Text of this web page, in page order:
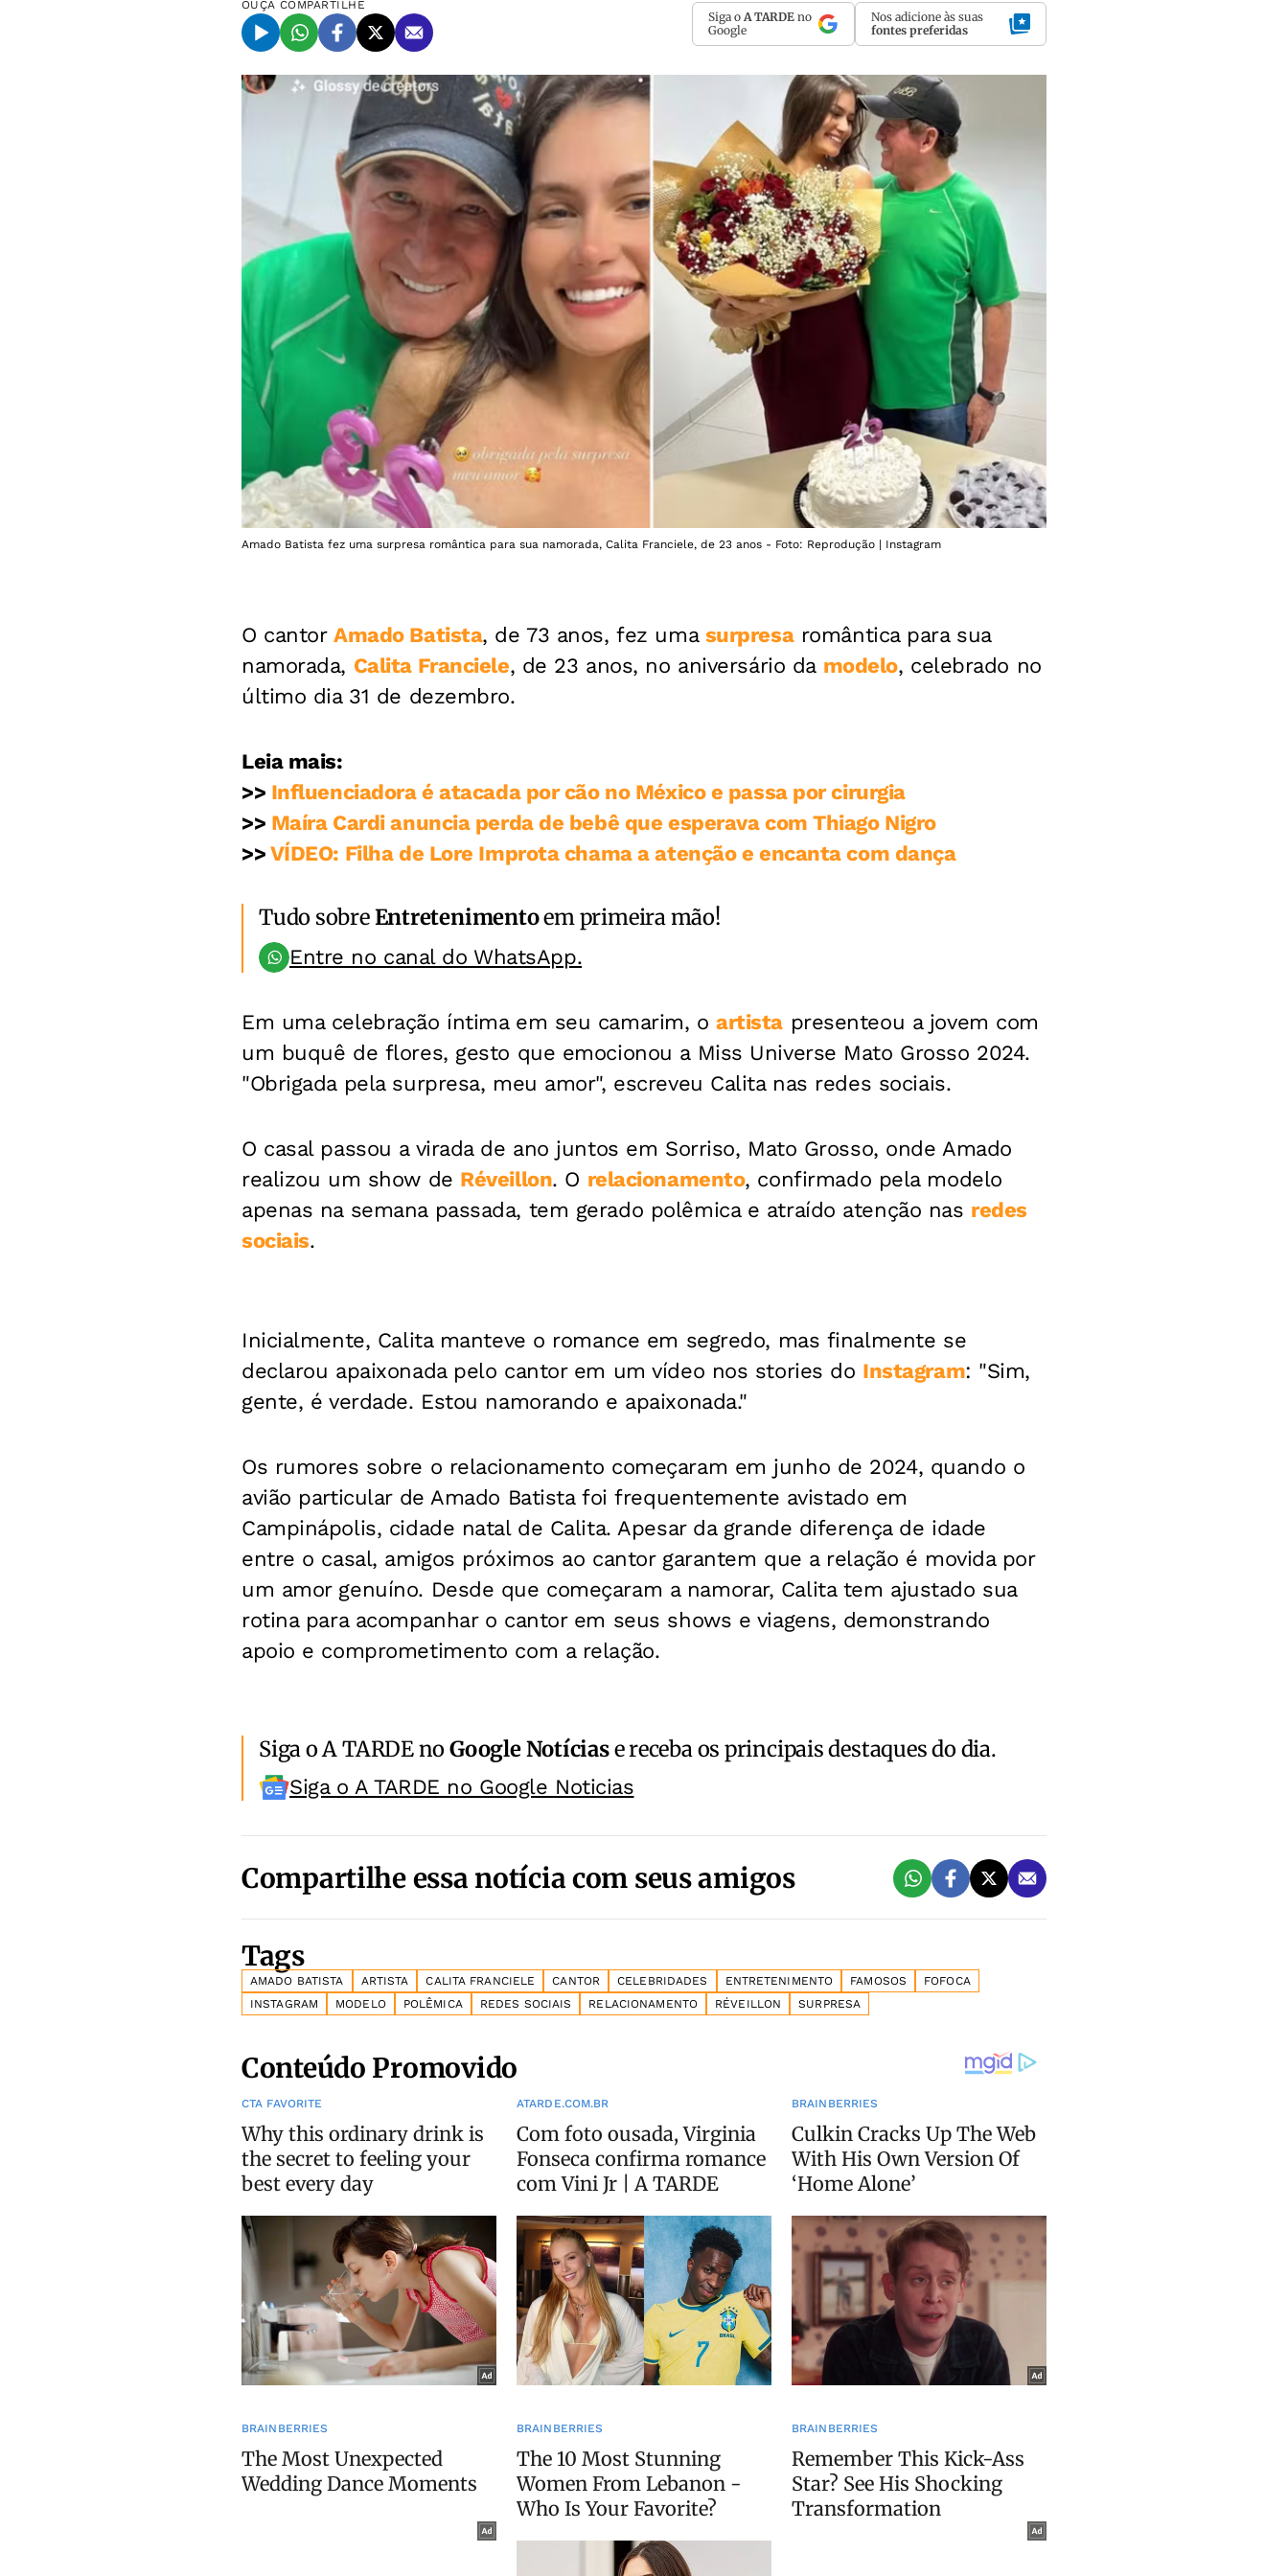
OUÇA COMPARTILHE
Siga o A TARDE no
Google
Nos adicione às suas
fontes preferidas
Amado Batista fez uma surpresa romântica para sua namorada, Calita Franciele, de 23 anos - Foto: Reprodução | Instagram
O cantorAmado Batista, de 73 anos, fez uma surpresaromântica para sua
namorada, Calita Franciele, de 23 anos, no aniversário da modelo, celebrado no
último dia 31 de dezembro.
Leia mais:
>> Influenciadora é atacada por cão no México e passa por cirurgia
>> Maíra Cardi anuncia perda de bebê que esperava com Thiago Nigro
>> VÍDEO: Filha de Lore Improta chama a atenção e encanta com dança
Tudo sobreEntretenimentoem primeira mão!
Entre no canal do WhatsApp.
Em uma celebração íntima em seu camarim, oartista presenteou a jovem com
um buquê de flores, gesto que emocionou a Miss Universe Mato Grosso 2024.
"Obrigada pela surpresa, meu amor", escreveu Calita nas redes sociais.
O casal passou a virada de ano juntos em Sorriso, Mato Grosso, onde Amado
realizou um show de Réveillon. O relacionamento, confirmado pela modelo
apenas na semana passada, tem gerado polêmica e atraído atenção nas redes
sociais.
Inicialmente, Calita manteve o romance em segredo, mas finalmente se
declarou apaixonada pelo cantor em um vídeo nos stories do Instagram: "Sim,
gente, é verdade. Estou namorando e apaixonada."
Os rumores sobre o relacionamento começaram em junho de 2024, quando o
avião particular de Amado Batista foi frequentemente avistado em
Campinápolis, cidade natal de Calita. Apesar da grande diferença de idade
entre o casal, amigos próximos ao cantor garantem que a relação é movida por
um amor genuíno. Desde que começaram a namorar, Calita tem ajustado sua
rotina para acompanhar o cantor em seus shows e viagens, demonstrando
apoio e comprometimento com a relação.
Siga o A TARDE noGoogle Notíciase receba os principais destaques do dia.
Siga o A TARDE no Google Noticias
Compartilhe essa notícia com seus amigos
Tags
AMADO BATISTA ARTISTA CALITA FRANCIELE CANTOR CELEBRIDADES ENTRETENIMENTO FAMOSOS
FOFOCA
INSTAGRAM
MODELO POLÊMICA REDES SOCIAIS RELACIONAMENTO RÉVEILLON SURPRESA